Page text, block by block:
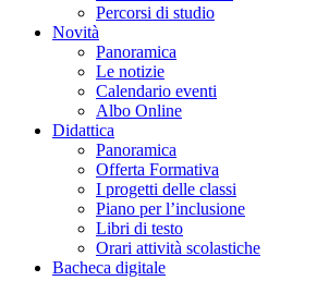
Percorsi di studio
Novità
Panoramica
Le notizie
Calendario eventi
Albo Online
Didattica
Panoramica
Offerta Formativa
I progetti delle classi
Piano per l’inclusione
Libri di testo
Orari attività scolastiche
Bacheca digitale